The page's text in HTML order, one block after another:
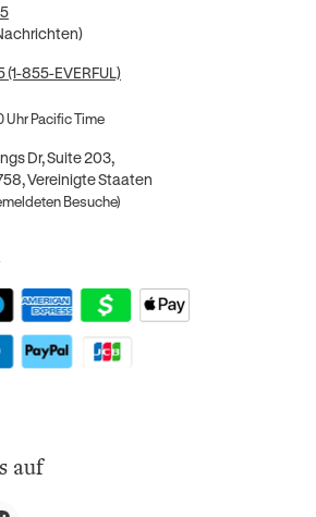
855-EVERFUL)
Uhr Pacific Time
Dr, Suite 203,
Vereinigte Staaten
Besuche)
auf